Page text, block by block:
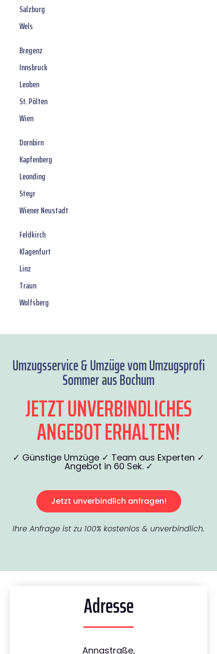
Salzburg
Wels
Bregenz
Innsbruck
Leoben
St. Pölten
Wien
Dornbirn
Kapfenberg
Leonding
Steyr
Wiener Neustadt
Feldkirch
Klagenfurt
Linz
Traun
Wolfsberg
Umzugsservice & Umzüge vom Umzugsprofi
Sommer aus Bochum
JETZT UNVERBINDLICHES
ANGEBOT ERHALTEN!
✓ Günstige Umzüge ✓ Team aus Experten ✓
Angebot in 60 Sek. ✓
Jetzt unverbindlich anfragen!
Ihre Anfrage ist zu 100% kostenlos & unverbindlich.
Adresse
Annastraße,